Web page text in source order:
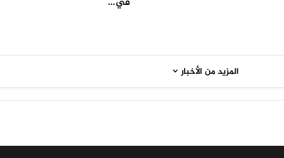
المزيد من الأخبار